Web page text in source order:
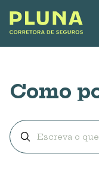
Como